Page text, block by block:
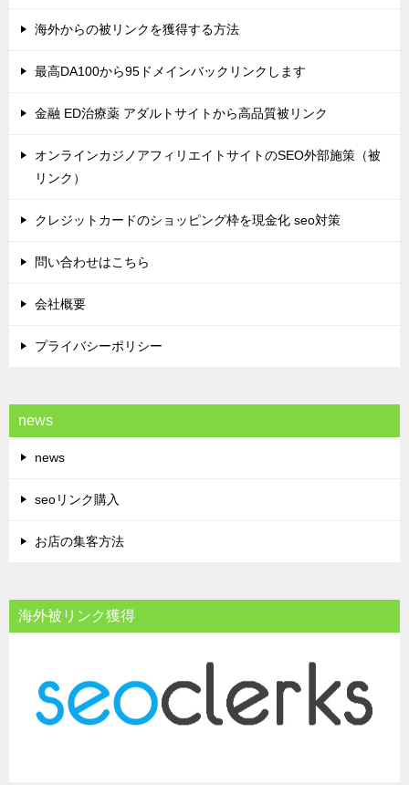
海外からの被リンクを獲得する方法
最高DA100から95ドメインバックリンクします
金融 ED治療薬 アダルトサイトから高品質被リンク
オンラインカジノアフィリエイトサイトのSEO外部施策（被
リンク）
クレジットカードのショッピング枠を現金化 seo対策
問い合わせはこちら
会社概要
プライバシーポリシー
news
news
seoリンク購入
お店の集客方法
海外被リンク獲得